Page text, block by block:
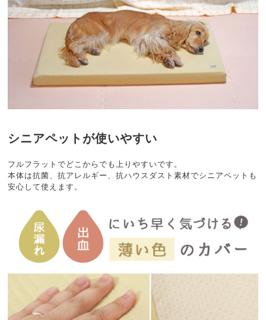
シニアペットが使いやすい
フルフラットでどこからでも上りやすいです。
本体は抗菌、抗アレルギー、抗ハウスダスト素材でシニアペットも
安心して使えます。